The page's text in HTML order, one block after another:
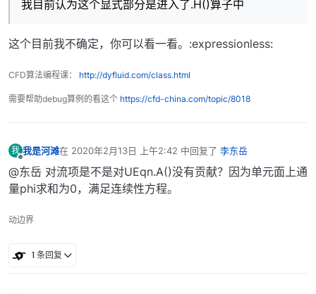
我目前认为这个显式部分是进入了.H()算子中
这个目前我不确定，你可以看一看。:expressionless:
CFD算法编程课： http://dyfluid.com/class.html
需要帮助debug算例的看这个 https://cfd-china.com/topic/8018
我 我是河滩在 2020年2月13日 上午2:42 中回复了 李东岳
最后由 编辑
@东岳 对流项是不是对UEqn.A()没有贡献？因为单元面上通
量phi求和为0，满足连续性方程。
动边界
1 条回复